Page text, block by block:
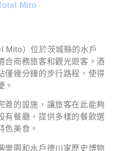
Mito
Mito）位於茨城縣的水戶
合商務旅客和觀光遊客。酒
僅幾分鐘的步行路程，使得
。
善的設施，讓旅客在此能夠
有餐廳，提供多樣的餐飲選
色美食。
樂園和水戶德川家歷史博物